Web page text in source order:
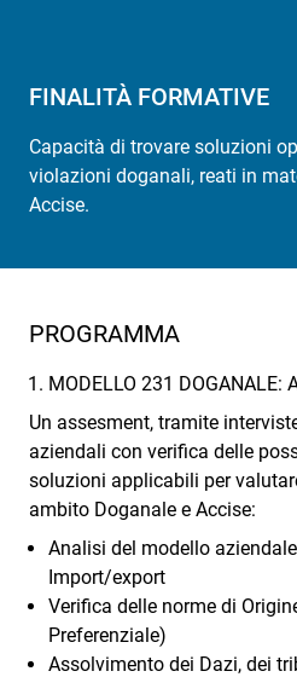
FINALITÀ FORMATIVE
Capacità di trovare soluzioni
violazioni doganali, reati in
Accise.
PROGRAMMA
MODELLO 231 DOGANALE:
Un assesment, tramite
aziendali con verifica delle
soluzioni applicabili per
ambito Doganale e Accise:
Analisi del modello
Import/export
Verifica delle norme di
Preferenziale)
Assolvimento dei Dazi, dei